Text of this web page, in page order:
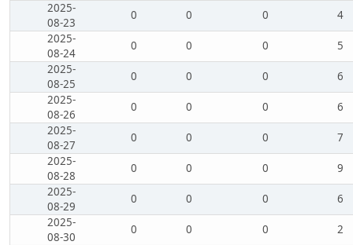
2025-
08-23
0 0 0
4
2025-
08-24
0 0 0
5
2025-
08-25
0 0 0
6
2025-
08-26
0 0 0
6
2025-
08-27
0 0 0
7
2025-
08-28
0 0 0
9
2025-
08-29
0 0 0
6
2025-
08-30
0 0 0
2